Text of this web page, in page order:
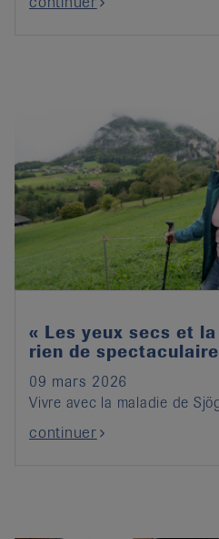
« Les yeux secs et
rien de
09 mars 2026
Vivre avec la maladie de
continuer